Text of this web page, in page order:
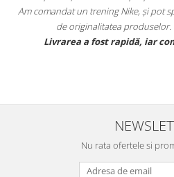
Am comandat un trening Nike, și pot
de originalitatea produselor.
Livrarea a fost rapidă, iar
Nu rata ofertele si